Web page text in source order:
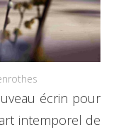
écrin pour
intemporel de